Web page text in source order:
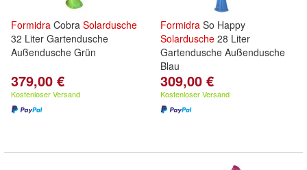
Formidra Cobra Solardusche
32 Liter Gartendusche
Außendusche Grün
379,00 €
Kostenloser Versand
Formidra So Happy
Solardusche 28 Liter
Gartendusche Außendusche
Blau
309,00 €
Kostenloser Versand